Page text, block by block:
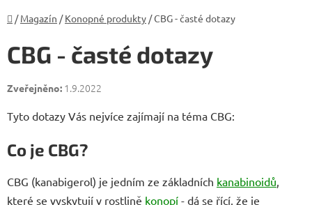
Domů
/ Magazín / Konopné produkty /CBG - časté dotazy
CBG - časté dotazy
1.9.2022
Tyto dotazy Vás nejvíce zajímají na téma CBG:
Co je CBG?
CBG (kanabigerol) je jedním ze základních kanabinoidů,
které se vyskytují v rostlině konopí - dá se řící, že je